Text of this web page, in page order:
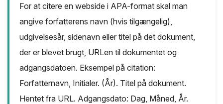
For at citere en webside i APA-format skal man
angive forfatterens navn (hvis tilgængelig),
udgivelsesår, sidenavn eller titel på det dokument,
der er blevet brugt, URLen til dokumentet og
adgangsdatoen. Eksempel på citation:
Forfatternavn, Initialer. (År). Titel på dokument.
Hentet fra URL. Adgangsdato: Dag, Måned, År.